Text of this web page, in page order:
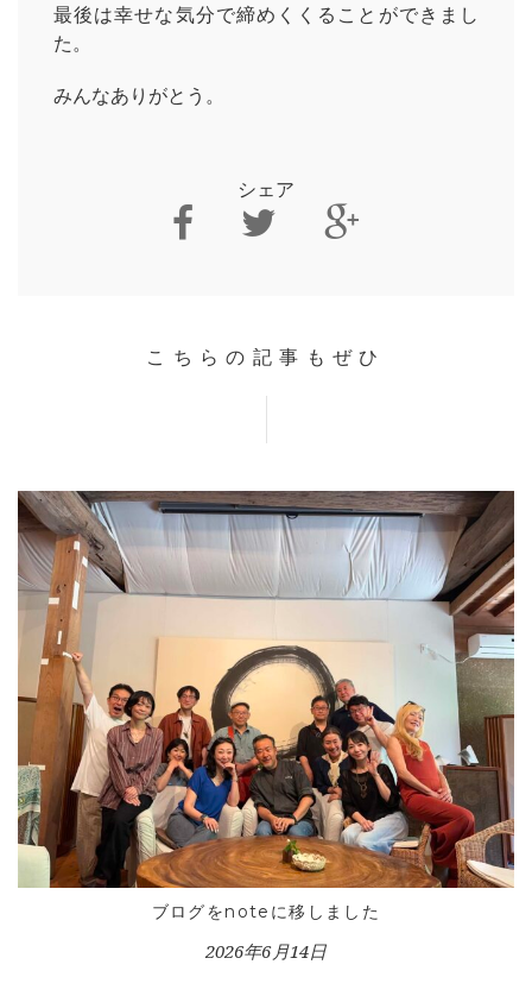
最後は幸せな気分で締めくくることができまし
た。
みんなありがとう。
シェア
こちらの記事もぜひ
ブログをnoteに移しました
2026年6月14日